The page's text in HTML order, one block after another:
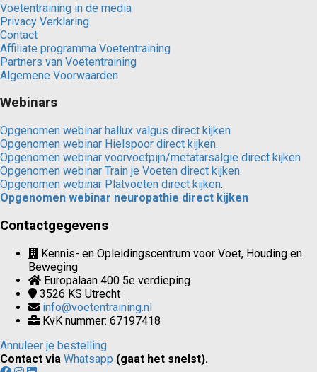
Voetentraining in de media
Privacy Verklaring
Contact
Affiliate programma Voetentraining
Partners van Voetentraining
Algemene Voorwaarden
Webinars
Opgenomen webinar hallux valgus direct kijken
Opgenomen webinar Hielspoor direct kijken.
Opgenomen webinar voorvoetpijn/metatarsalgie direct kijken
Opgenomen webinar Train je Voeten direct kijken.
Opgenomen webinar Platvoeten direct kijken.
Opgenomen webinar neuropathie direct kijken
Contactgegevens
Kennis- en Opleidingscentrum voor Voet, Houding en
Beweging
Europalaan 400 5e verdieping
3526 KS Utrecht
info@voetentraining.nl
KvK nummer: 67197418
Annuleer je bestelling
Contact via Whatsapp (gaat het snelst).